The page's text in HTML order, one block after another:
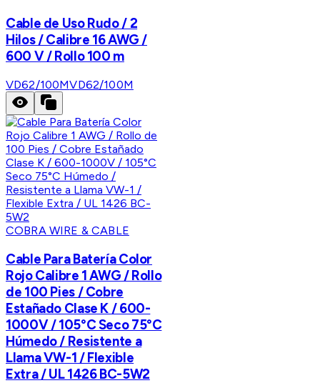
Cable de Uso Rudo / 2
Hilos / Calibre 16 AWG /
600 V / Rollo 100 m
VD62/100MVD62/100M
COBRA WIRE & CABLE
Cable Para Batería Color
Rojo Calibre 1 AWG / Rollo
de 100 Pies / Cobre
Estañado Clase K / 600-
1000V / 105°C Seco 75°C
Húmedo / Resistente a
Llama VW-1 / Flexible
Extra / UL 1426 BC-5W2